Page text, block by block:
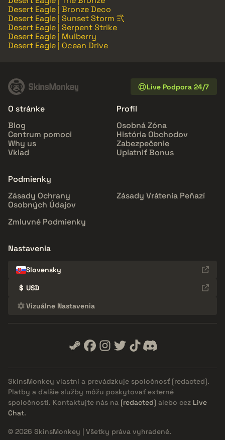
Desert Eagle | Bronze Deco
Desert Eagle | Sunset Storm 弐
Desert Eagle | Serpent Strike
Desert Eagle | Mulberry
Desert Eagle | Ocean Drive
Live Podpora 24/7
O stránke
Blog
Centrum pomoci
Why us
Vklad
Profil
Osobná Zóna
História Obchodov
Zabezpečenie
Uplatniť Bonus
Podmienky
Zásady Ochrany
Osobných Údajov
Zásady Vrátenia Peňazí
Zmluvné Podmienky
Nastavenia
Slovensky
$ USD
Vizuálne Nastavenia
SkinsMonkey vlastní a prevádzkuje spoločnosť [redacted].
Platby a ďalšie služby môžu poskytovať externé
spoločnosti. Kontaktujte nás na [redacted] alebo cez Live
Chat.
© 2026 SkinsMonkey | Všetky práva vyhradené.